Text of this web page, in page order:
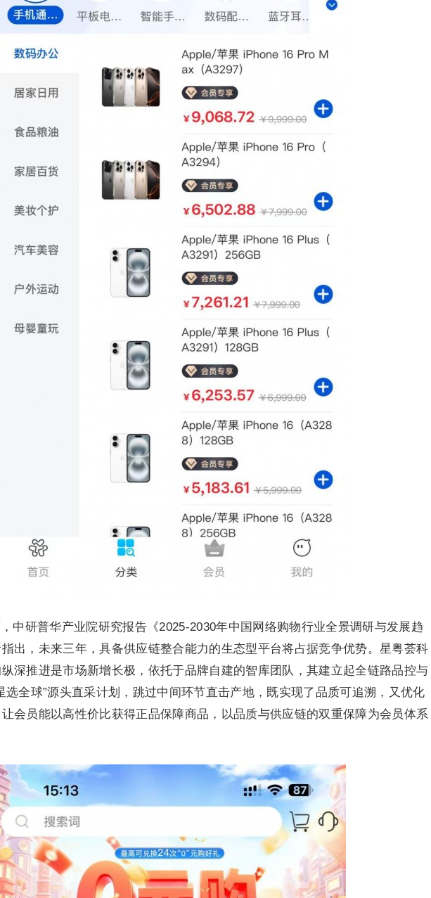
中研普华产业院研究报告《2025-2030年中国网络购物行业全景调研与发展趋
出，未来三年，具备供应链整合能力的生态型平台将占据竞争优势。星粤荟科
深推进是市场新增长极，依托于品牌自建的智库团队，其建立起全链路品控与
选全球”源头直采计划，跳过中间环节直击产地，既实现了品质可追溯，又优化
会员能以高性价比获得正品保障商品，以品质与供应链的双重保障为会员体系